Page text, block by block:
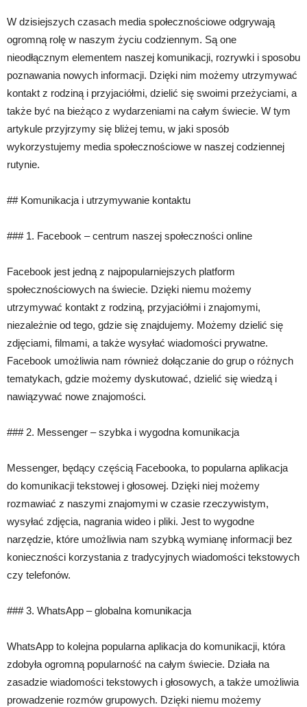
W dzisiejszych czasach media społecznościowe odgrywają
ogromną rolę w naszym życiu codziennym. Są one
nieodłącznym elementem naszej komunikacji, rozrywki i sposobu
poznawania nowych informacji. Dzięki nim możemy utrzymywać
kontakt z rodziną i przyjaciółmi, dzielić się swoimi przeżyciami, a
także być na bieżąco z wydarzeniami na całym świecie. W tym
artykule przyjrzymy się bliżej temu, w jaki sposób
wykorzystujemy media społecznościowe w naszej codziennej
rutynie.
## Komunikacja i utrzymywanie kontaktu
### 1. Facebook – centrum naszej społeczności online
Facebook jest jedną z najpopularniejszych platform
społecznościowych na świecie. Dzięki niemu możemy
utrzymywać kontakt z rodziną, przyjaciółmi i znajomymi,
niezależnie od tego, gdzie się znajdujemy. Możemy dzielić się
zdjęciami, filmami, a także wysyłać wiadomości prywatne.
Facebook umożliwia nam również dołączanie do grup o różnych
tematykach, gdzie możemy dyskutować, dzielić się wiedzą i
nawiązywać nowe znajomości.
### 2. Messenger – szybka i wygodna komunikacja
Messenger, będący częścią Facebooka, to popularna aplikacja
do komunikacji tekstowej i głosowej. Dzięki niej możemy
rozmawiać z naszymi znajomymi w czasie rzeczywistym,
wysyłać zdjęcia, nagrania wideo i pliki. Jest to wygodne
narzędzie, które umożliwia nam szybką wymianę informacji bez
konieczności korzystania z tradycyjnych wiadomości tekstowych
czy telefonów.
### 3. WhatsApp – globalna komunikacja
WhatsApp to kolejna popularna aplikacja do komunikacji, która
zdobyła ogromną popularność na całym świecie. Działa na
zasadzie wiadomości tekstowych i głosowych, a także umożliwia
prowadzenie rozmów grupowych. Dzięki niemu możemy